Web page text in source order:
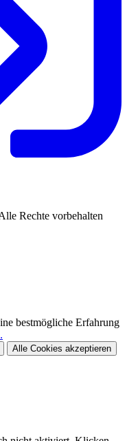
Rechte vorbehalten
bestmögliche Erfahrung
Alle Cookies akzeptieren